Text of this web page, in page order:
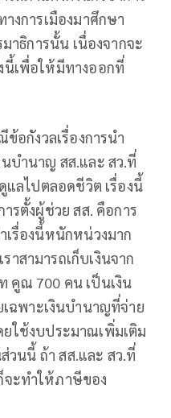
งการเมืองมาศึกษา
าธิการนั้น เนื่องจากจะ
เพื่อให้มีทางออกที่
อกังวลเรื่องการนำ
บำนาญ สส.และ สว.ที่
ลไปตลอดชีวิต เรื่องนี้
รตั้งผู้ช่วย สส. คือการ
เรื่องนี้หนักหน่วงมาก
สามารถเก็บเงินจาก
คูณ 700 คน เป็นเงิน
ฉพาะเงินบำนาญที่จ่าย
ยใช้งบประมาณเพิ่มเติม
วนนี้ ถ้า สส.และ สว.ที่
จะทำให้ภาษีของ